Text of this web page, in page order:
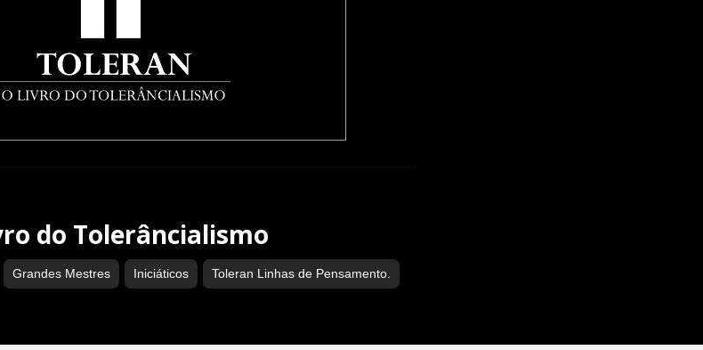
do Tolerâncialismo
Grandes Mestres Iniciáticos Toleran Linhas de Pensamento.